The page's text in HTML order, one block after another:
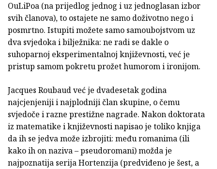
OuLiPoa (na prijedlog jednog i uz jednoglasan izbor
svih članova), to ostajete ne samo doživotno nego i
posmrtno. Istupiti možete samo samoubojstvom uz
dva svjedoka i bilježnika: ne radi se dakle o
suhoparnoj eksperimentalnoj književnosti, već je
pristup samom pokretu prožet humorom i ironijom.
Jacques Roubaud već je dvadesetak godina
najcjenjeniji i najplodniji član skupine, o čemu
svjedoče i razne prestižne nagrade. Nakon doktorata
iz matematike i književnosti napisao je toliko knjiga
da ih se jedva može izbrojiti: među romanima (ili
kako ih on naziva – pseudoromani) možda je
najpoznatija serija Hortenzija (predviđeno je šest, a